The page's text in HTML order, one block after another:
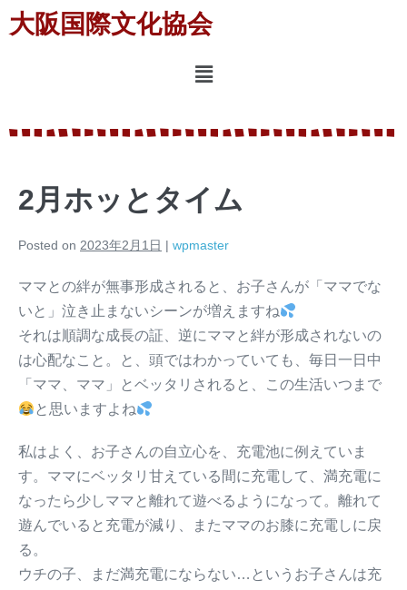
大阪国際文化協会
2月ホッとタイム
Posted on 2023年2月1日 | wpmaster
ママとの絆が無事形成されると、お子さんが「ママでな
いと」泣き止まないシーンが増えますね
それは順調な成長の証、逆にママと絆が形成されないの
は心配なこと。と、頭ではわかっていても、毎日一日中
「ママ、ママ」とベッタリされると、この生活いつまで
と思いますよね
私はよく、お子さんの自立心を、充電池に例えていま
す。ママにベッタリ甘えている間に充電して、満充電に
なったら少しママと離れて遊べるようになって。離れて
遊んでいると充電が減り、またママのお膝に充電しに戻
る。
ウチの子、まだ満充電にならない…というお子さんは充